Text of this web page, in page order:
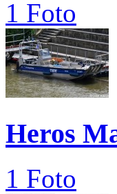
1 Foto
Heros
1 Foto